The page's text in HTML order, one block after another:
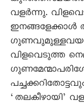
വളർന്നു.
ഇനങ്ങളേക്കാൾ
വിളവെടുത്ത
‘തലകീഴായി’